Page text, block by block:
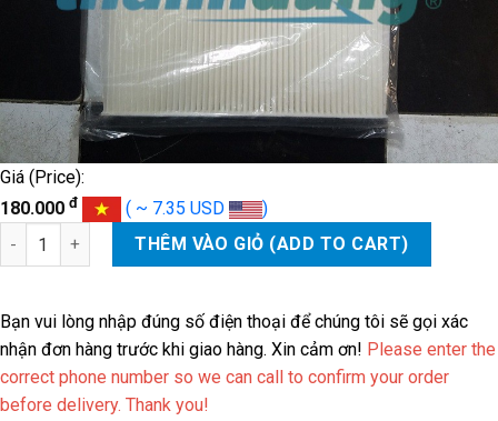
Giá (Price):
180.000 đ ( ~ 7.35 USD )
LỌC GIÓ ĐIỀU HÒA NISSAN TEANA số lượng
THÊM VÀO GIỎ (ADD TO CART)
Bạn vui lòng nhập đúng số điện thoại để chúng tôi sẽ gọi xác
nhận đơn hàng trước khi giao hàng. Xin cảm ơn! Please enter the
correct phone number so we can call to confirm your order
before delivery. Thank you!